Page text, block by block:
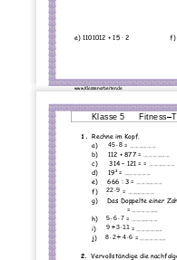
www.Klassenarbeiten.de
e) 1101012 + 15 · 2 f)
Klasse 5 Fitness–
1.
Rechne im Kopf.
a)
45 8

= ..................
b)
112 + 877 = ..................
c)
314 – 121 = = ..................
d)
19²= ..................
e)
666 : 3 = ..................
f)
22 9
 = ............
g)
Das Doppelte einer
= ..................
h)
5 6 7
 
= ..................
i)
9 3 11
 
= ..................
j)
8 2 4 6
   = ..................
2. Vervollständige die